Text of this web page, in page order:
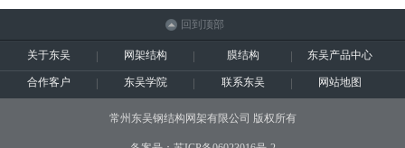
回到顶部
关于东吴 网架结构 膜结构 东吴产品中心
合作客户 东吴学院 联系东吴 网站地图
常州东吴钢结构网架有限公司 版权所有